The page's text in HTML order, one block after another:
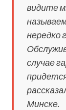
видите
нередко
случае
Минске.